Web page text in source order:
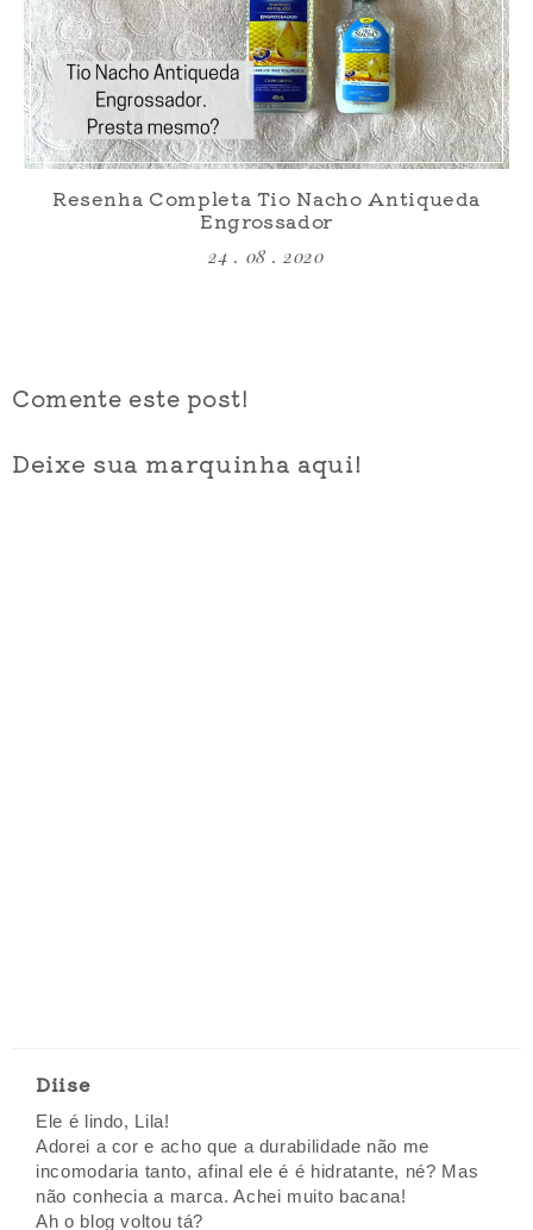
Resenha Completa Tio Nacho Antiqueda
Engrossador
24 . 08 . 2020
Comente este post!
Deixe sua marquinha aqui!
Diise
Ele é lindo, Lila!
Adorei a cor e acho que a durabilidade não me
incomodaria tanto, afinal ele é é hidratante, né? Mas
não conhecia a marca. Achei muito bacana!
Ah o blog voltou tá?